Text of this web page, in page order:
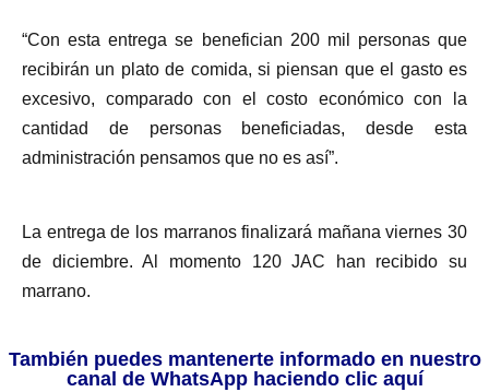
“Con esta entrega se benefician 200 mil personas que
recibirán un plato de comida, si piensan que el gasto es
excesivo, comparado con el costo económico con la
cantidad de personas beneficiadas, desde esta
administración pensamos que no es así”.
La entrega de los marranos finalizará mañana viernes 30
de diciembre. Al momento 120 JAC han recibido su
marrano.
También puedes mantenerte informado en nuestro
canal de WhatsApp haciendo clic aquí